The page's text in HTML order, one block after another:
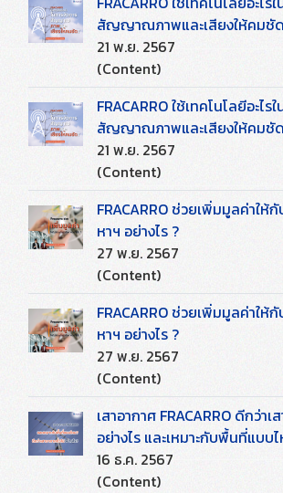
สัญญาณภาพและเสียงให้คมชั
21 พ.ย. 2567
(Content)
FRACARRO ใช้เทคโนโลยีอะไร
สัญญาณภาพและเสียงให้คมชั
21 พ.ย. 2567
(Content)
FRACARRO ช่วยเพิ่มมูลค่าให้
หาฯ อย่างไร ?
27 พ.ย. 2567
(Content)
FRACARRO ช่วยเพิ่มมูลค่าให้
หาฯ อย่างไร ?
27 พ.ย. 2567
(Content)
เสาอากาศ FRACARRO ดีกว่าเ
อย่างไร และเหมาะกับพื้นที่แบบ
16 ธ.ค. 2567
(Content)